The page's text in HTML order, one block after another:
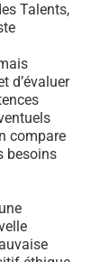
Talents,
d’évaluer
compare
besoins